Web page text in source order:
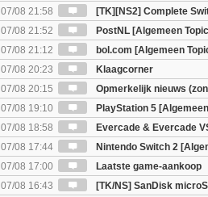
elkaar.
07/08 21:58
[TK][NS2] Complete
collectie
07/08 21:52
PostNL [Algemeen
07/08 21:12
bol.com [Algemeen
07/08 20:23
Klaagcorner
07/08 20:15
Opmerkelijk nieuws
politiek/religie)
07/08 19:10
PlayStation 5
07/08 18:58
Evercade & Evercade
[Algemeen Topic]
07/08 17:44
Nintendo Switch 2
Topic]
07/08 17:00
Laatste game-aankoop
07/08 16:43
[TK/NS] SanDisk